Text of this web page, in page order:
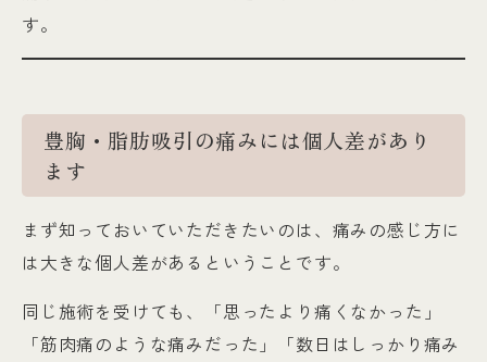
す。
豊胸・脂肪吸引の痛みには個人差があり
ます
まず知っておいていただきたいのは、痛みの感じ方に
は大きな個人差があるということです。
同じ施術を受けても、「思ったより痛くなかった」
「筋肉痛のような痛みだった」「数日はしっかり痛み